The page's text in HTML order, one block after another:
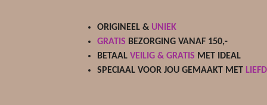
ORIGINEEL & UNIEK
GRATIS BEZORGING VANAF 150,-
BETAAL VEILIG & GRATIS MET IDEAL
SPECIAAL VOOR JOU GEMAAKT MET